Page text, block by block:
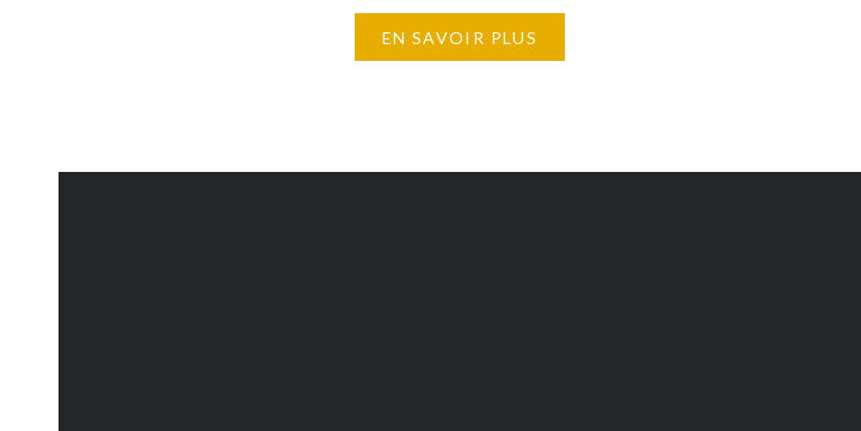
superficie de 134 km². Moorea est située à 17…
EN SAVOIR PLUS